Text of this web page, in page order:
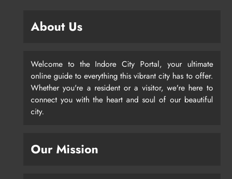
About Us
Welcome to the Indore City Portal, your ultimate
online guide to everything this vibrant city has to offer.
Whether you're a resident or a visitor, we're here to
connect you with the heart and soul of our beautiful
city.
Our Mission